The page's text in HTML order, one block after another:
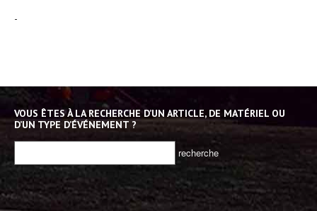
-
VOUS ÊTES À LA RECHERCHE D’UN ARTICLE, DE MATÉRIEL OU
D’UN TYPE D’ÉVÉNEMENT ?